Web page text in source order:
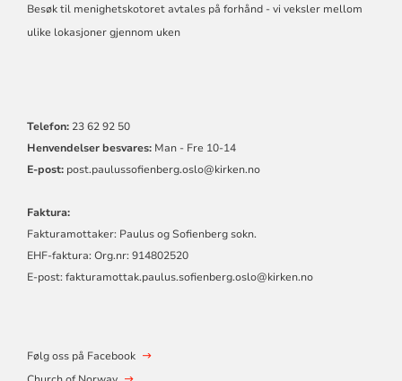
Besøk til menighetskotoret avtales på forhånd - vi veksler mellom
ulike lokasjoner gjennom uken
Telefon: 23 62 92 50
Henvendelser besvares: Man - Fre 10-14
E-post: post.paulussofienberg.oslo@kirken.no
Faktura:
Fakturamottaker: Paulus og Sofienberg sokn.
EHF-faktura: Org.nr: 914802520
E-post: fakturamottak.paulus.sofienberg.oslo@kirken.no
Følg oss på Facebook